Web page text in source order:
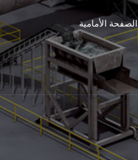
الصفحة الأمامية